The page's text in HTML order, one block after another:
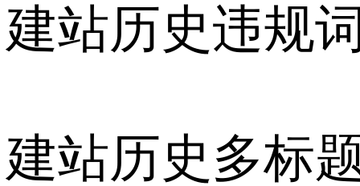
建站历史违规
建站历史多标